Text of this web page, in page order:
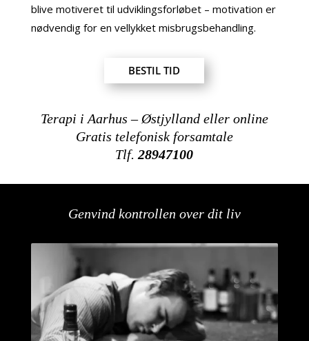
blive motiveret til udviklingsforløbet – motivation er
nødvendig for en vellykket misbrugsbehandling.
BESTIL TID
Terapi i Aarhus – Østjylland eller online
Gratis telefonisk forsamtale
Tlf.28947100
Genvind kontrollen over dit liv